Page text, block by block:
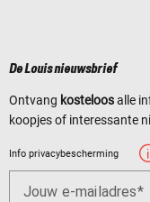
De Louis nieuwsbrief
Ontvang kosteloosalle
koopjes of interessante
Info privacybescherming
Jouw e-mailadres